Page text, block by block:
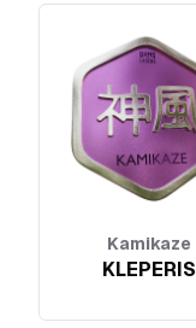
Kamikaze
KLEPERIS